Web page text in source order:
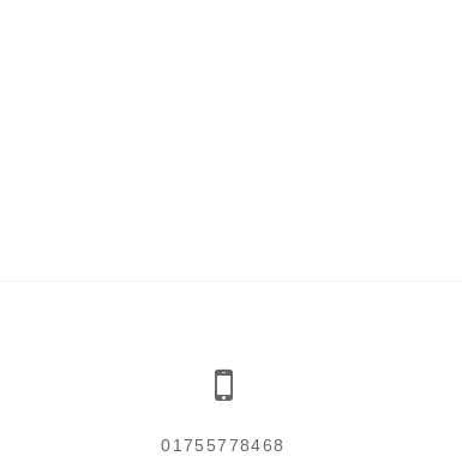
01755778468